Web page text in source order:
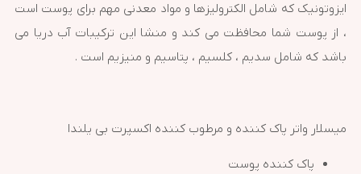
ایزوتونیک که شامل الکترولیزها و مواد معدنی مهم برای پوست است
، از پوست شما محافظت می کند و منشا این ترکیبات آب دریا می
باشد که شامل سدیم ، کلسیم ، پتاسیم و منیزیم است .
میسلار واتر پاک کننده و مرطوب کننده اکسپرت بی یلندا
پاک کننده پوست